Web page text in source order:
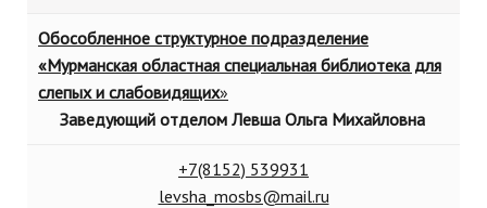
Обособленное структурное подразделение
«Мурманская областная специальная библиотека для
слепых и слабовидящих»
Заведующий отделом Левша Ольга Михайловна
+7(8152) 539931
levsha_mosbs@mail.ru